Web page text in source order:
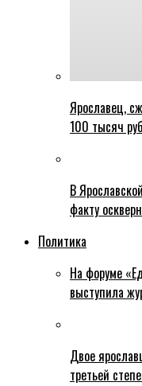
Ярославец,
100 тысяч
В
факту
Политика
На форуме
выступила
Двое
третьей